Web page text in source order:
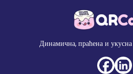
Динамична, праћена и укусна